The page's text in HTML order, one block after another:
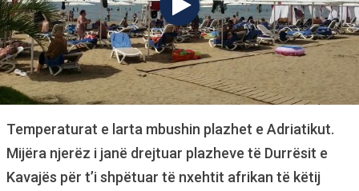
Temperaturat e larta mbushin plazhet e Adriatikut.
Mijëra njerëz i janë drejtuar plazheve të Durrësit e
Kavajës për t’i shpëtuar të nxehtit afrikan të këtij